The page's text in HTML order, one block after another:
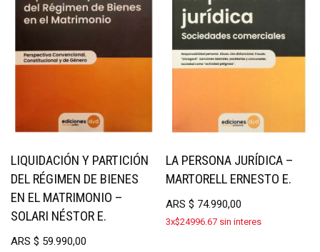
LIQUIDACIÓN Y PARTICIÓN
DEL RÉGIMEN DE BIENES
EN EL MATRIMONIO –
SOLARI NÉSTOR E.
ARS $ 59.990,00
LA PERSONA JURÍDICA –
MARTORELL ERNESTO E.
ARS$ 74.990,00
3x$24996.67 sin interes